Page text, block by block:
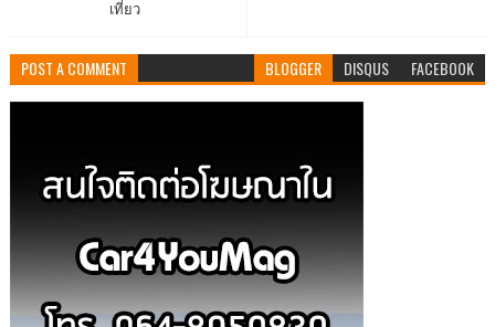
เที่ยว
POST A COMMENT BLOGGER DISQUS FACEBOOK